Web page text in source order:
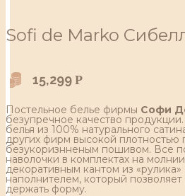
Sofi de Marko
15,299 Р
Постельное белье фирмы Софи
безупречное качество
белья из 100% натурального
других фирм высокой плотностью
безукоризнненым пошивом. Все
наволочки в комплектах на
декоративным кантом из
наполнителем, который
держать форму.